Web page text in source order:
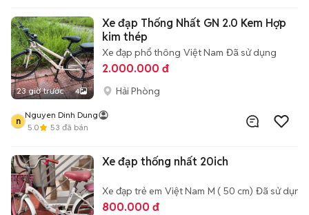
23 giờ trước 4
Xe đạp Thống Nhất GN 2.0 Kem Hợp
kim thép
Xe đạp phổ thông Việt Nam Đã sử dụng
2.000.000 đ
Hải Phòng
n
Nguyen Dinh Dung
5.0
53 đã bán
Xe đạp thống nhất 20ich
Xe đạp trẻ em Việt Nam M ( 50 cm) Đã sử dụng
800.000 đ